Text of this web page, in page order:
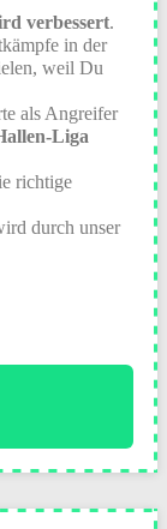
verbessert.
in der
weil Du
als Angreifer
Liga
richtige
durch unser